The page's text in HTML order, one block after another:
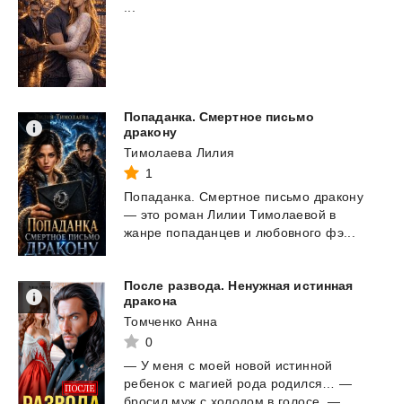
Попаданка. Смертное письмо
дракону
Тимолаева Лилия
1
Попаданка.
Смертное письмо дракону
— это роман Лилии Тимолаевой в
жанре попаданцев и любовного фэ...
После развода. Ненужная истинная
дракона
Томченко Анна
0
— У меня с моей новой истинной
ребенок с магией рода родился…
—
бросил муж с холодом в голосе. —